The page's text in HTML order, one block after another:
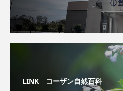
LINK コーザン自然百科